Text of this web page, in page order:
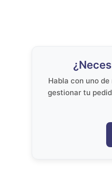
Habla con uno
gestionar tu